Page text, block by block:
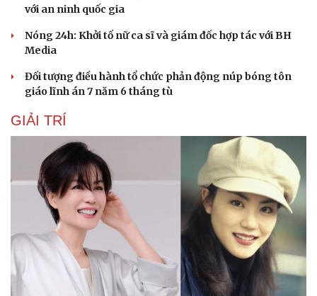
với an ninh quốc gia
Nóng 24h: Khởi tố nữ ca sĩ và giám đốc hợp tác với BH
Media
Đối tượng điều hành tổ chức phản động núp bóng tôn
giáo lĩnh án 7 năm 6 tháng tù
GIẢI TRÍ